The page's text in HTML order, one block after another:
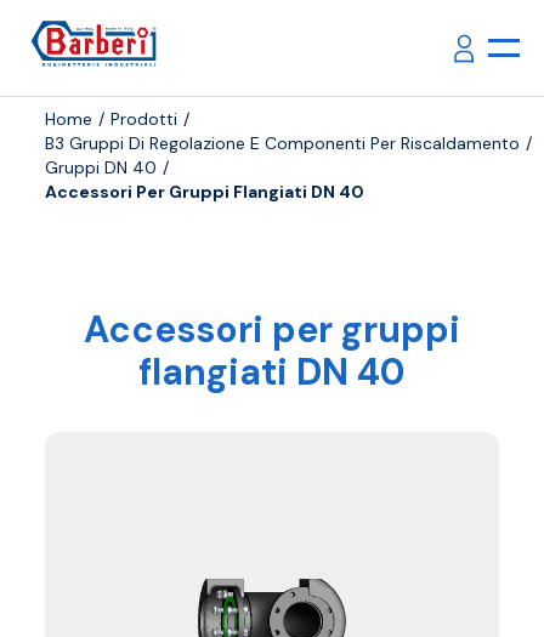
Home
Prodotti
B3 Gruppi Di Regolazione E Componenti Per Riscaldamento
Gruppi DN 40
Accessori Per Gruppi Flangiati DN 40
Accessori per gruppi
flangiati DN 40